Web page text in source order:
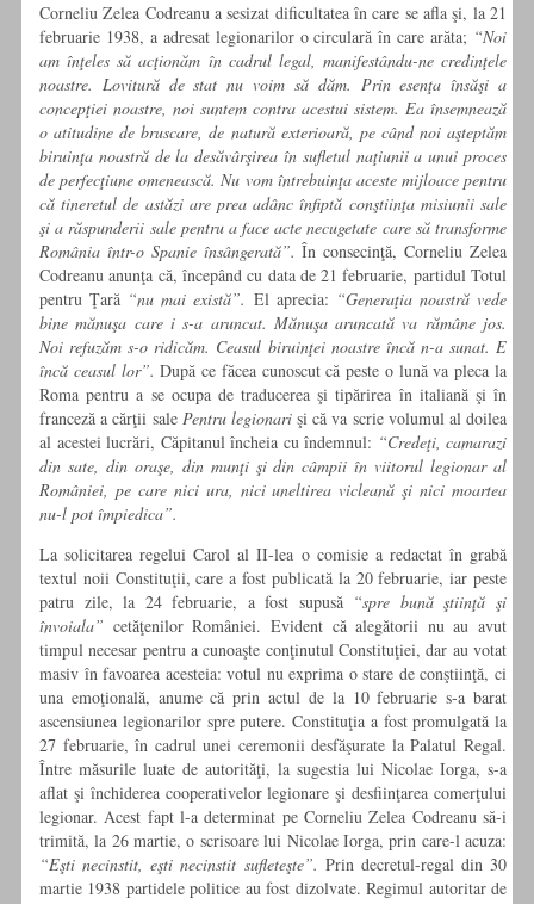
Corneliu Zelea Codreanu a sesizat dificultatea în care se afla şi, la 21
februarie 1938, a adresat legionarilor o circulară în care arăta; “Noi
am înţeles să acţionăm în cadrul legal, manifestându-ne credinţele
noastre. Lovitură de stat nu voim să dăm. Prin esenţa însăşi a
concepţiei noastre, noi suntem contra acestui sistem. Ea însemnează
o atitudine de bruscare, de natură exterioară, pe când noi aşteptăm
biruinţa noastră de la desăvârşirea în sufletul naţiunii a unui proces
de perfecţiune omenească. Nu vom întrebuinţa aceste mijloace pentru
că tineretul de astăzi are prea adânc înfiptă conştiinţa misiunii sale
şi a răspunderii sale pentru a face acte necugetate care să transforme
România într-o Spanie însângerată”. În consecinţă, Corneliu Zelea
Codreanu anunţa că, începând cu data de 21 februarie, partidul Totul
pentru Ţară “nu mai există”. El aprecia: “Generaţia noastră vede
bine mănuşa care i s-a aruncat. Mănuşa aruncată va rămâne jos.
Noi refuzăm s-o ridicăm. Ceasul biruinţei noastre încă n-a sunat. E
încă ceasul lor”.După ce făcea cunoscut că peste o lună va pleca la
Roma pentru a se ocupa de traducerea şi tipărirea în italiană şi în
franceză a cărţii sale Pentru legionarişi că va scrie volumul al doilea
al acestei lucrări, Căpitanul încheia cu îndemnul: “Credeţi, camarazi
din sate, din oraşe, din munţi şi din câmpii în viitorul legionar al
României, pe care nici ura, nici uneltirea vicleană şi nici moartea
nu-l pot împiedica”.
La solicitarea regelui Carol al II-lea o comisie a redactat în grabă
textul noii Constituţii, care a fost publicată la 20 februarie, iar peste
patru zile, la 24 februarie, a fost supusă “spre bună ştiinţă şi
învoiala” cetăţenilor României. Evident că alegătorii nu au avut
timpul necesar pentru a cunoaşte conţinutul Constituţiei, dar au votat
masiv în favoarea acesteia: votul nu exprima o stare de conştiinţă, ci
una emoţională, anume că prin actul de la 10 februarie s-a barat
ascensiunea legionarilor spre putere. Constituţia a fost promulgată la
27 februarie, în cadrul unei ceremonii desfăşurate la Palatul Regal.
Între măsurile luate de autorităţi, la sugestia lui Nicolae Iorga, s-a
aflat şi închiderea cooperativelor legionare şi desfiinţarea comerţului
legionar. Acest fapt l-a determinat pe Corneliu Zelea Codreanu să-i
trimită, la 26 martie, o scrisoare lui Nicolae Iorga, prin care-l acuza:
“Eşti necinstit, eşti necinstit sufleteşte”. Prin decretul-regal din 30
martie 1938 partidele politice au fost dizolvate. Regimul autoritar de